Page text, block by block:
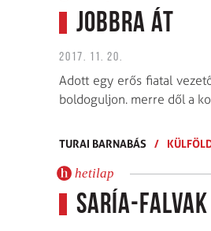
Jobbra át
2017. 11. 20.
Adott egy erős fiatal
boldoguljon. merre dől a
TURAI BARNABÁS /
hetilap
Saría-falvak